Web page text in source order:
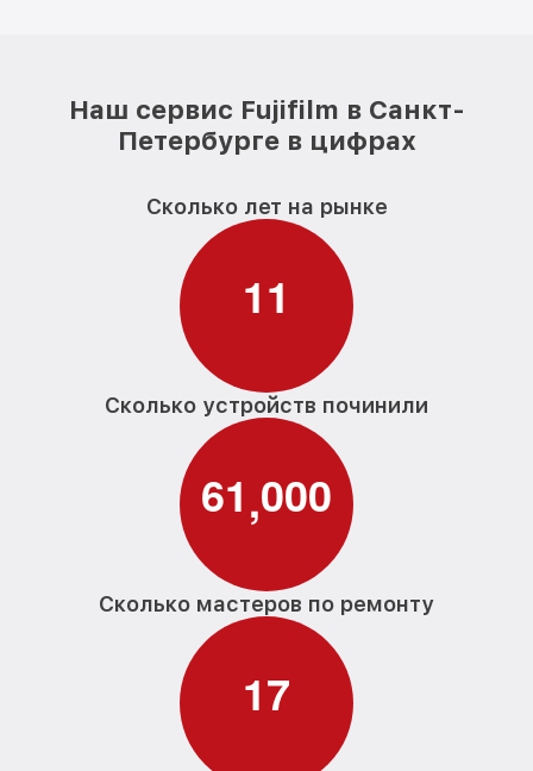
Наш сервис Fujifilm в Санкт-
Петербурге в цифрах
Сколько лет на рынке
11
Сколько устройств починили
61,000
Сколько мастеров по ремонту
17